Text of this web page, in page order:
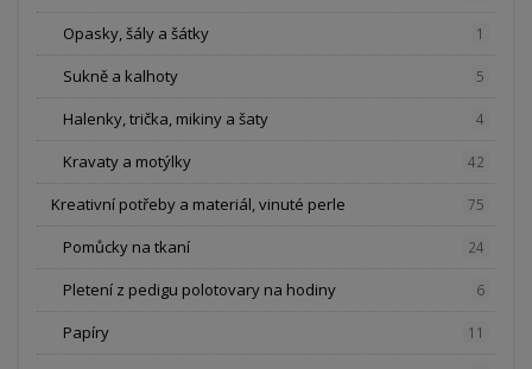
Opasky, šály a šátky 1
Sukně a kalhoty 5
Halenky, trička, mikiny a šaty 4
Kravaty a motýlky 42
Kreativní potřeby a materiál, vinuté perle 75
Pomůcky na tkaní 24
Pletení z pedigu polotovary na hodiny 6
Papíry 11